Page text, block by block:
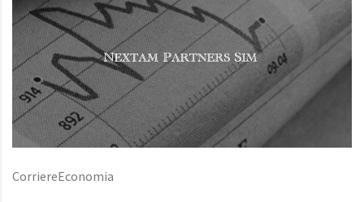
CorriereEconomia